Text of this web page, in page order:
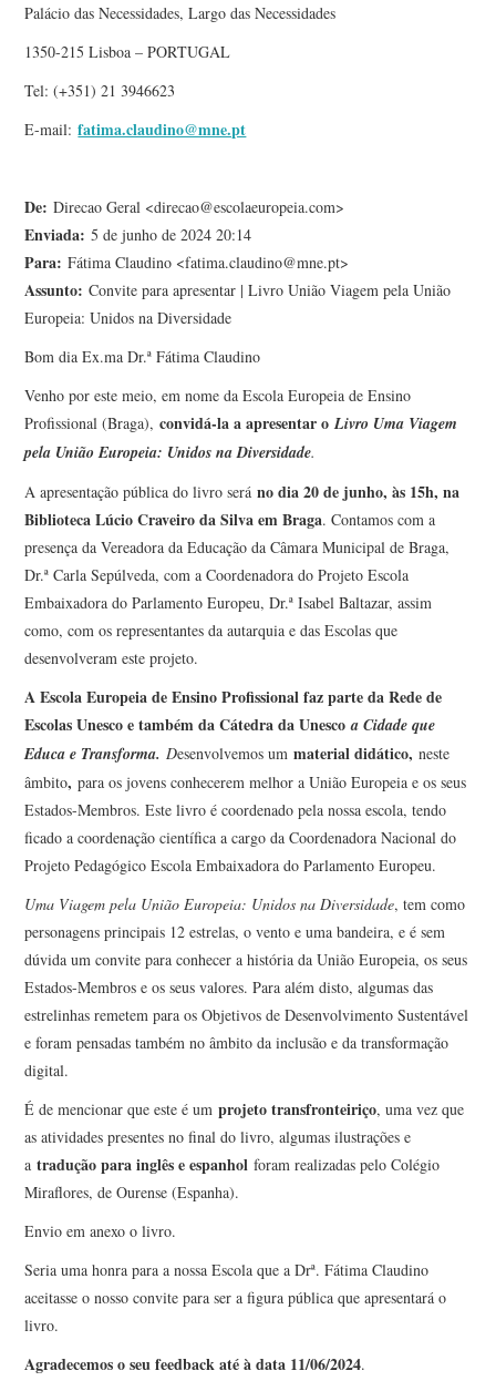
Palácio das Necessidades, Largo das Necessidades
1350-215 Lisboa – PORTUGAL
Tel: (+351) 21 3946623
E-mail: fatima.claudino@mne.pt
De: Direcao Geral <direcao@escolaeuropeia.com>
Enviada: 5 de junho de 2024 20:14
Para: Fátima Claudino <fatima.claudino@mne.pt>
Assunto: Convite para apresentar | Livro União Viagem pela União
Europeia: Unidos na Diversidade
Bom dia Ex.ma Dr.ª Fátima Claudino
Venho por este meio, em nome da Escola Europeia de Ensino
Profissional (Braga),convidá-la a apresentar oLivro Uma Viagem
pela União Europeia: Unidos na Diversidade.
A apresentação pública do livro seráno dia 20 de junho, às 15h, na
Biblioteca Lúcio Craveiro da Silva em Braga. Contamos com a
presença da Vereadora da Educação da Câmara Municipal de Braga,
Dr.ª Carla Sepúlveda, com a Coordenadora do Projeto Escola
Embaixadora do Parlamento Europeu, Dr.ª Isabel Baltazar, assim
como, com os representantes da autarquia e das Escolas que
desenvolveram este projeto.
A Escola Europeia de Ensino Profissional faz parte da Rede de
Escolas Unesco e também da Cátedra da Unesco a Cidade que
Educa e Transforma. Desenvolvemos ummaterial didático,neste
âmbito, para os jovens conhecerem melhor a União Europeia e os seus
Estados-Membros. Este livro é coordenado pela nossa escola, tendo
ficado a coordenação científica a cargo da Coordenadora Nacional do
Projeto Pedagógico Escola Embaixadora do Parlamento Europeu.
Uma Viagem pela União Europeia: Unidos na Diversidade, tem como
personagens principais 12 estrelas, o vento e uma bandeira, e é sem
dúvida um convite para conhecer a história da União Europeia, os seus
Estados-Membros e os seus valores. Para além disto, algumas das
estrelinhas remetem para os Objetivos de Desenvolvimento Sustentável
e foram pensadas também no âmbito da inclusão e da transformação
digital.
É de mencionar que este é umprojeto transfronteiriço, uma vez que
as atividades presentes no final do livro, algumas ilustrações e
atradução para inglês e espanholforam realizadas pelo Colégio
Miraflores, de Ourense (Espanha).
Envio em anexo o livro.
Seria uma honra para a nossa Escola que a Drª. Fátima Claudino
aceitasse o nosso convite para ser a figura pública que apresentará o
livro.
Agradecemos o seu feedback até à data 11/06/2024.